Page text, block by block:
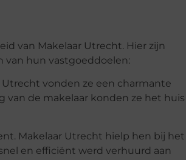
van Makelaar Utrecht. Hier zijn
van hun vastgoeddoelen:
vonden ze een charmante
de makelaar konden ze het huis
Makelaar Utrecht hielp hen bij het
en efficiënt werd verhuurd aan